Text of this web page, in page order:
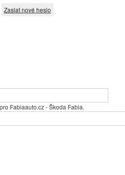
Zaslat nové heslo
Fabiaauto.cz - Škoda Fabia.